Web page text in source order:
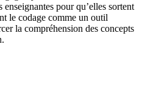
enseignantes pour qu’elles sortent
le codage comme un outil
la compréhension des concepts